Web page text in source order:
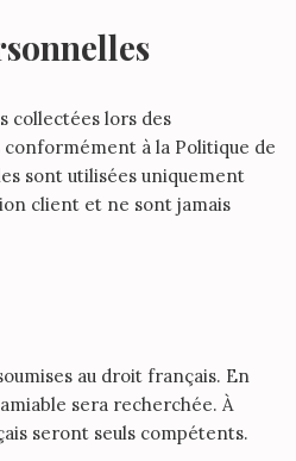
collectées lors des
à la Politique de
sont utilisées uniquement
client et ne sont jamais
au droit français. En
sera recherchée. À
seront seuls compétents.